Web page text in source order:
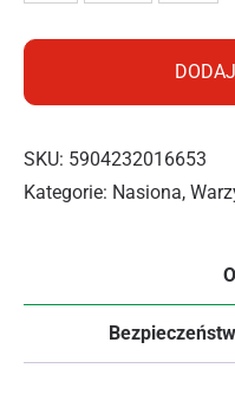
SKU: 5904232016653
Kategorie: Nasiona,